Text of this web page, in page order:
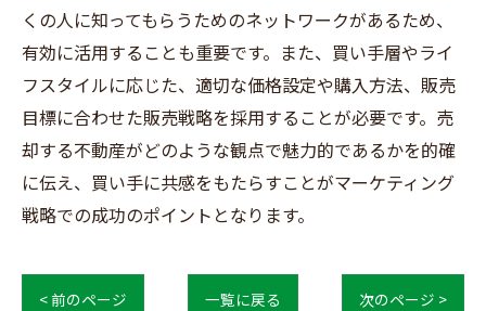
くの人に知ってもらうためのネットワークがあるため、
有効に活用することも重要です。また、買い手層やライ
フスタイルに応じた、適切な価格設定や購入方法、販売
目標に合わせた販売戦略を採用することが必要です。売
却する不動産がどのような観点で魅力的であるかを的確
に伝え、買い手に共感をもたらすことがマーケティング
戦略での成功のポイントとなります。
< 前のページ 一覧に戻る 次のページ >